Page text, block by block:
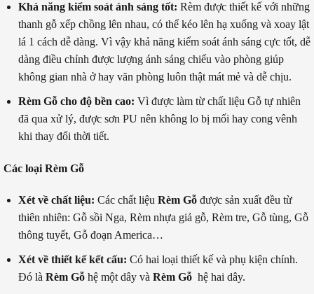
Khả năng kiểm soát ánh sáng tốt: Rèm được thiết kế với những
thanh gỗ xếp chồng lên nhau, có thể kéo lên hạ xuống và xoay lật
lá 1 cách dễ dàng. Vì vậy khả năng kiểm soát ánh sáng cực tốt, dễ
dàng điều chỉnh được lượng ánh sáng chiếu vào phòng giúp
không gian nhà ở hay văn phòng luôn thật mát mẻ và dễ chịu.
Rèm Gỗ cho độ bền cao: Vì được làm từ chất liệu Gỗ tự nhiên
đã qua xử lý, được sơn PU nên không lo bị mối hay cong vênh
khi thay đổi thời tiết.
Các loại Rèm Gỗ
Xét về chất liệu: Các chất liệu Rèm Gỗ được sản xuất đều từ
thiên nhiên: Gỗ sồi Nga, Rèm nhựa giả gỗ, Rèm tre, Gỗ tùng, Gỗ
thông tuyết, Gỗ đoạn America…
Xét về thiết kế kết cấu: Có hai loại thiết kế và phụ kiện chính.
Đó là Rèm Gỗ hệ một dây và Rèm Gỗ hệ hai dây.